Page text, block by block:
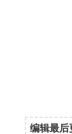
编辑最